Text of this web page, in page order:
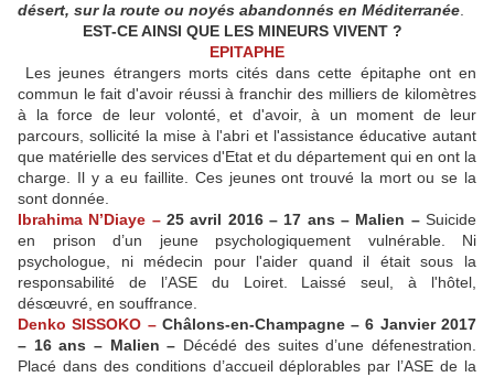
désert, sur la route ou noyés abandonnés en Méditerranée
EST-CE AINSI QUE LES MINEURS VIVENT ?
EPITAPHE
Les jeunes étrangers morts cités dans cette épitaphe ont en
commun le fait d'avoir réussi à franchir des milliers de kilomètres
à la force de leur volonté, et d'avoir, à un moment de leur
parcours, sollicité la mise à l'abri et l'assistance éducative autant
que matérielle des services d'Etat et du département qui en ont la
charge. Il y a eu faillite. Ces jeunes ont trouvé la mort ou se la
sont donnée.
Ibrahima N’Diaye –25 avril 2016 – 17 ans – Malien –Suicide
en prison d’un jeune psychologiquement vulnérable. Ni
psychologue, ni médecin pour l'aider quand il était sous la
responsabilité de l’ASE du Loiret. Laissé seul, à l'hôtel,
désœuvré, en souffrance.
Denko SISSOKO –Châlons-en-Champagne – 6 Janvier 2017
– 16 ans – Malien – Décédé des suites d’une défenestration.
Placé dans des conditions d’accueil déplorables par l’ASE de la